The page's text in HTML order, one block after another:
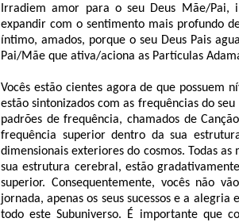
Irradiem amor para o seu Deus Mãe/
expandir com o sentimento mais profundo
íntimo, amados, porque o seu Deus Pais
Pai/Mãe que ativa/aciona as Partículas
Vocês estão cientes agora de que possuem
estão sintonizados com as frequências do
padrões de frequência, chamados de
frequência superior dentro da sua
dimensionais exteriores do cosmos. Todas
sua estrutura cerebral, estão
superior. Consequentemente, vocês não
jornada, apenas os seus sucessos e a
todo este Subuniverso. É importante que